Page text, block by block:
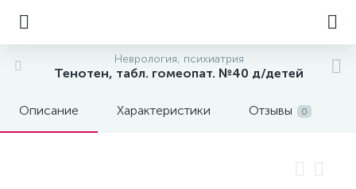
Неврология, психиатрия
Тенотен, табл. гомеопат. №40 д/детей
Описание Характеристики Отзывы 0